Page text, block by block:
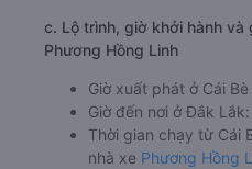
c. Lộ trình, giờ khởi hành
Phương Hồng Linh
Giờ xuất phát ở Cái
Giờ đến nơi ở Đắk
Thời gian chạy từ Cái
nhà xe Phương Hồng